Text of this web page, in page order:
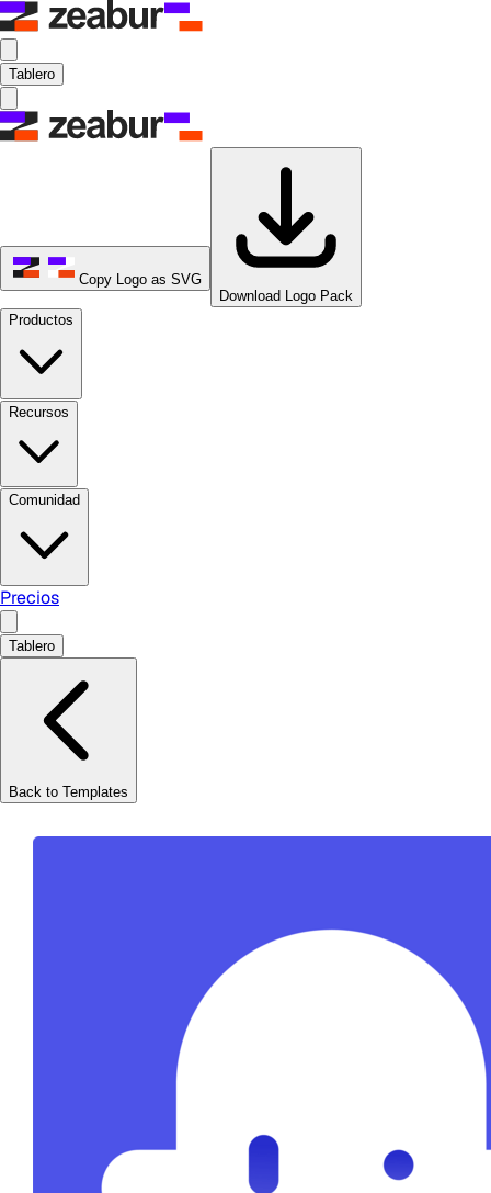
Tablero
Copy Logo as SVG
Download Logo Pack
Productos
Recursos
Comunidad
Precios
Tablero
Back to Templates